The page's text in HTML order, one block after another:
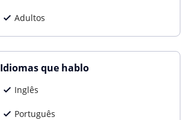
Adultos
Idiomas que hablo
Inglês
Português